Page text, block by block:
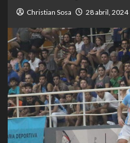
Christian Sosa 28 abril, 2024